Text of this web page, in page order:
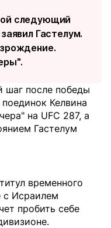
следующий
Гастелум.
шаг после победы
Келвина
на UFC 287, а
Гастелум
временного
с Исраилем
пробить себе